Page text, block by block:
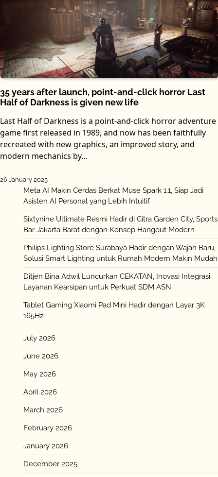
35 years after launch, point-and-click horror Last
Half of Darkness is given new life
Last Half of Darkness is a point-and-click horror adventure
game first released in 1989, and now has been faithfully
recreated with new graphics, an improved story, and
modern mechanics by…
26 January 2025
Meta AI Makin Cerdas Berkat Muse Spark 1.1, Siap Jadi
Asisten AI Personal yang Lebih Intuitif
Sixtynine Ultimate Resmi Hadir di Citra Garden City, Sports
Bar Jakarta Barat dengan Konsep Hangout Modern
Philips Lighting Store Surabaya Hadir dengan Wajah Baru,
Solusi Smart Lighting untuk Rumah Modern Makin Mudah
Ditjen Bina Adwil Luncurkan CEKATAN, Inovasi Integrasi
Layanan Kearsipan untuk Perkuat SDM ASN
Tablet Gaming Xiaomi Pad Mini Hadir dengan Layar 3K
165Hz
July 2026
June 2026
May 2026
April 2026
March 2026
February 2026
January 2026
December 2025